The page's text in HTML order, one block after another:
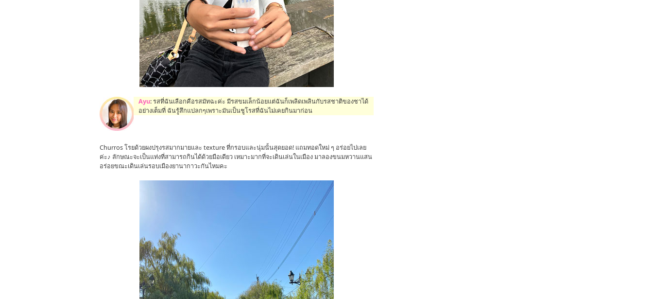
Ayu: รสที่ฉันเลือกคือรสมัทฉะค่ะ มีรสขมเล็กน้อยแต่ฉันก็เพลิดเพลินกับรสชาติของชาได้
อย่างเต็มที่ ฉันรู้สึกแปลกๆเพราะมันเป็นชูโรสที่ฉันไม่เคยกินมาก่อน
Churros โรยด้วยผงปรุงรสมากมายและ texture ที่กรอบและนุ่มนั้นสุดยอด! แถมทอดใหม่ ๆ อร่อยไปเลย
ค่ะ♪ ลักษณะจะเป็นแท่งที่สามารถกินได้ด้วยมือเดียว เหมาะมากที่จะเดินเล่นในเมือง มาลองขนมหวานแสน
อร่อยขณะเดินเล่นรอบเมืองยานากาวะกันไหมคะ